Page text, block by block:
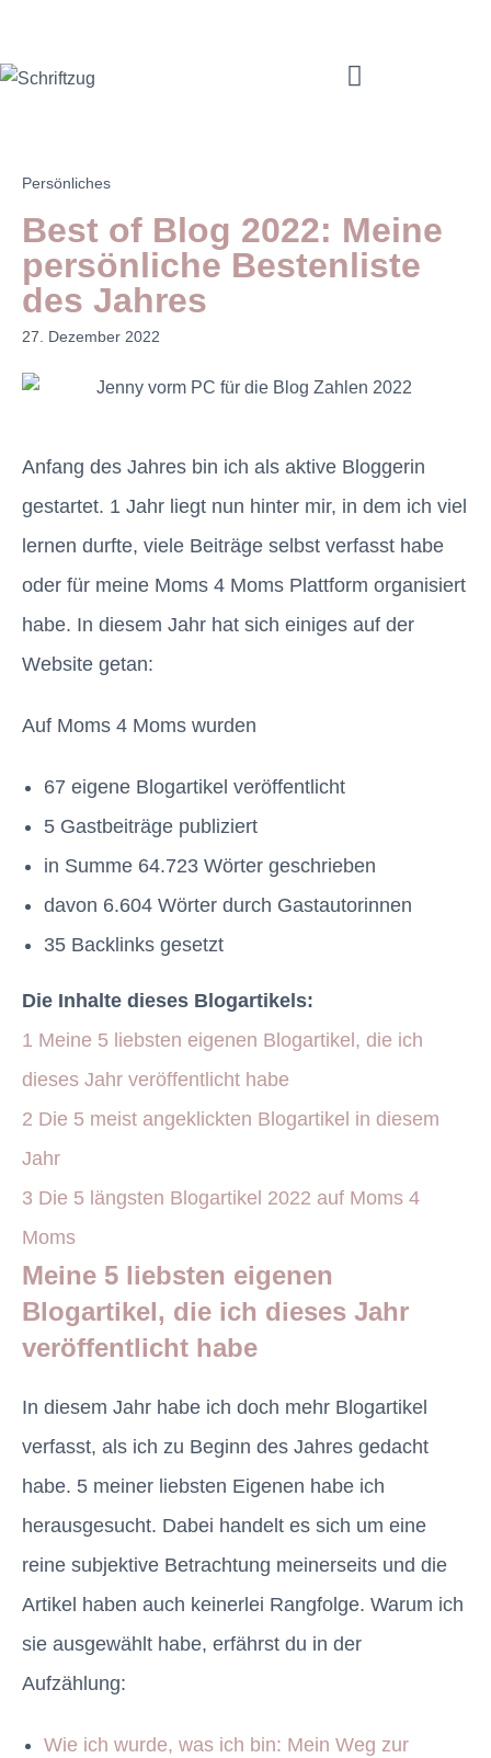
Persönliches
Best of Blog 2022: Meine
persönliche Bestenliste
des Jahres
27. Dezember 2022
Anfang des Jahres bin ich als aktive Bloggerin
gestartet. 1 Jahr liegt nun hinter mir, in dem ich viel
lernen durfte, viele Beiträge selbst verfasst habe
oder für meine Moms 4 Moms Plattform organisiert
habe. In diesem Jahr hat sich einiges auf der
Website getan:
Auf Moms 4 Moms wurden
67 eigene Blogartikel veröffentlicht
5 Gastbeiträge publiziert
in Summe 64.723 Wörter geschrieben
davon 6.604 Wörter durch Gastautorinnen
35 Backlinks gesetzt
Die Inhalte dieses Blogartikels:
1 Meine 5 liebsten eigenen Blogartikel, die ich
dieses Jahr veröffentlicht habe
2 Die 5 meist angeklickten Blogartikel in diesem
Jahr
3 Die 5 längsten Blogartikel 2022 auf Moms 4
Moms
Meine 5 liebsten eigenen
Blogartikel, die ich dieses Jahr
veröffentlicht habe
In diesem Jahr habe ich doch mehr Blogartikel
verfasst, als ich zu Beginn des Jahres gedacht
habe. 5 meiner liebsten Eigenen habe ich
herausgesucht. Dabei handelt es sich um eine
reine subjektive Betrachtung meinerseits und die
Artikel haben auch keinerlei Rangfolge. Warum ich
sie ausgewählt habe, erfährst du in der
Aufzählung:
Wie ich wurde, was ich bin: Mein Weg zur